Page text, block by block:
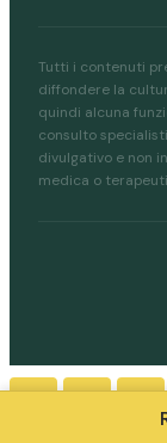
Tutti i contenuti
diffondere la
quindi alcuna
consulto
divulgativo e non
medica o